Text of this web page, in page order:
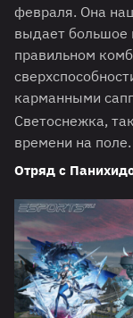
февраля. Она
выдает большое
правильном
карманными
Светоснежка,
времени на поле.
Отряд с